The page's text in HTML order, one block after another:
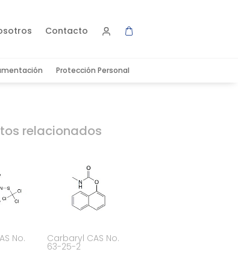
Contacto
Protección Personal
relacionados
No. Carbaryl CAS No.
63-25-2